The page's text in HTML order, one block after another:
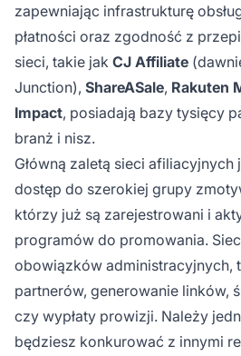
zapewniając infrastrukturę
płatności oraz zgodność z
sieci, takie jak CJ Affiliate
Junction), ShareASale, Rakuten
Impact, posiadają bazy tysięcy
branż i nisz.
Główną zaletą sieci
dostęp do szerokiej grupy
którzy już są zarejestrowani i
programów do promowania.
obowiązków administracyjnych,
partnerów, generowanie linków,
czy wypłaty prowizji. Należy
będziesz konkurować z innymi